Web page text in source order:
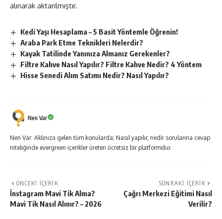
alınarak aktarılmıştır.
Kedi Yaşı Hesaplama – 5 Basit Yöntemle Öğrenin!
Araba Park Etme Teknikleri Nelerdir?
Kayak Tatilinde Yanınıza Almanız Gerekenler?
Filtre Kahve Nasıl Yapılır? Filtre Kahve Nedir? 4 Yöntem
Hisse Senedi Alım Satımı Nedir? Nasıl Yapılır?
Nen Var
Nen Var: Aklınıza gelen tüm konularda; Nasıl yapılır, nedir sorularına cevap
niteliğinde evergreen içerikler üreten ücretsiz bir platformdur.
ÖNCEKI İÇERIK
İnstagram Mavi Tik Alma?
Mavi Tik Nasıl Alınır? – 2026
SONRAKI İÇERIK
Çağrı Merkezi Eğitimi Nasıl
Verilir?